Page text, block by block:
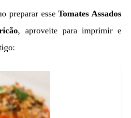
preparar esseTomates Assados
, aproveite para imprimir e